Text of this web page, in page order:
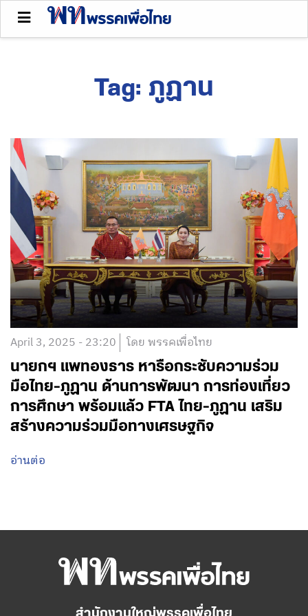
Tag: ภูฏาน
April 3, 2025 - 23:20 โดย พรรคเพื่อไทย
นายกฯ แพทองธาร หารือกระชับความร่วม
มือไทย-ภูฏาน ด้านการพัฒนา การท่องเที่ยว
การศึกษา พร้อมแล้ว FTA ไทย-ภูฏาน เสริม
สร้างความร่วมมือทางเศรษฐกิจ
อ่านต่อ